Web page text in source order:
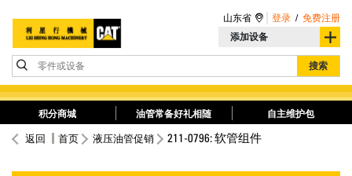
添加设备
零件或设备 搜索
山东省 登录 / 免费注册
积分商城 油管常备好礼相随 自主维护包
返回 首页 液压油管促销 211-0796: 软管组件